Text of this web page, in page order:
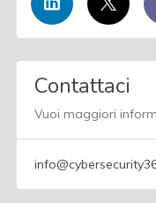
Contattaci
Vuoi maggiori